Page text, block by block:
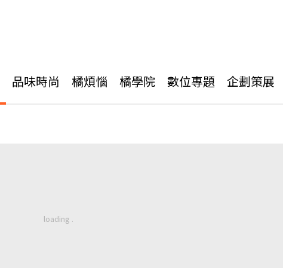
品味時尚 橘煩惱 橘學院 數位專題 企劃策展